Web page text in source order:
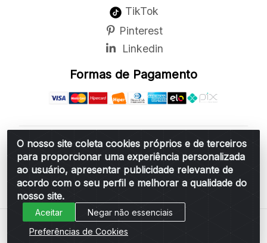
O nosso site coleta cookies próprios e de terceiros
para proporcionar uma experiência personalizada
ao usuário, apresentar publicidade relevante de
acordo com o seu perfil e melhorar a qualidade do
nosso site.
Aceitar
Negar não essenciais
Preferências de Cookies
TikTok
Pinterest
Linkedin
Formas de Pagamento
Belchior Cortinas e Acessórios LTDA - R: Rua
Vereador Sérgio Leopoldino Alves, 876 - Santa
Bárbara d'Oeste/SP - CEP 13.456-166 - CNPJ
06.314.073/0001-34